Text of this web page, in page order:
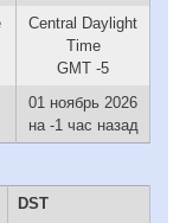
Central Daylight
Time
GMT -5
01 ноябрь 2026
на -1 час назад
DST